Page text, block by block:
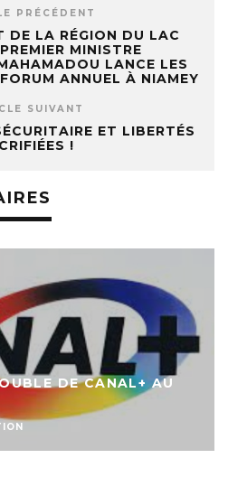
PRÉCÉDENT
DE LA RÉGION DU LAC
MINISTRE
LANCE LES
ANNUEL À NIAMEY
SUIVANT
ET LIBERTÉS
!
DE CANAL+ AU